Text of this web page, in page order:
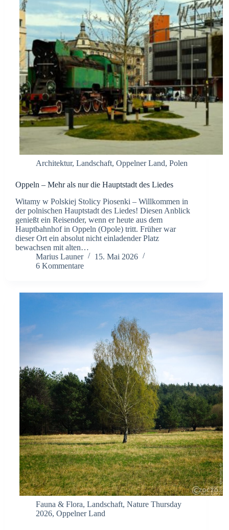
Architektur, Landschaft, Oppelner Land, Polen
Oppeln – Mehr als nur die Hauptstadt des Liedes
Witamy w Polskiej Stolicy Piosenki – Willkommen in
der polnischen Hauptstadt des Liedes! Diesen Anblick
genießt ein Reisender, wenn er heute aus dem
Hauptbahnhof in Oppeln (Opole) tritt. Früher war
dieser Ort ein absolut nicht einladender Platz
bewachsen mit alten…
Marius Launer
15. Mai 2026
6 Kommentare
Fauna & Flora, Landschaft, Nature Thursday
2026, Oppelner Land